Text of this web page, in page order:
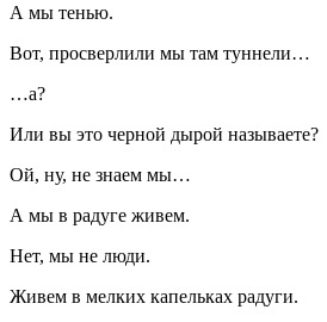
А мы тенью.
Вот, просверлили мы там туннели…
…а?
Или вы это черной дырой называете?
Ой, ну, не знаем мы…
А мы в радуге живем.
Нет, мы не люди.
Живем в мелких капельках радуги.